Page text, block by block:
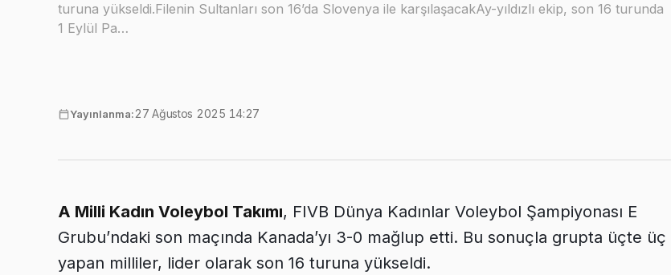
turuna yükseldi.Filenin Sultanları son 16’da Slovenya ile karşılaşacakAy-yıldızlı ekip, son 16 turunda
1 Eylül Pa…
Yayınlanma:27 Ağustos 2025 14:27
A Milli Kadın Voleybol Takımı, FIVB Dünya Kadınlar Voleybol Şampiyonası E
Grubu’ndaki son maçında Kanada’yı 3-0 mağlup etti. Bu sonuçla grupta üçte üç
yapan milliler, lider olarak son 16 turuna yükseldi.